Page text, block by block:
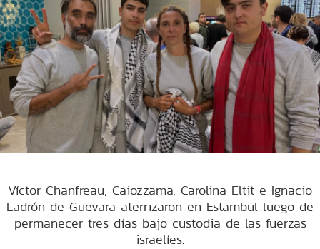
Víctor Chanfreau, Caiozzama, Carolina Eltit e Ignacio
Ladrón de Guevara aterrizaron en Estambul luego de
permanecer tres días bajo custodia de las fuerzas
israelíes.